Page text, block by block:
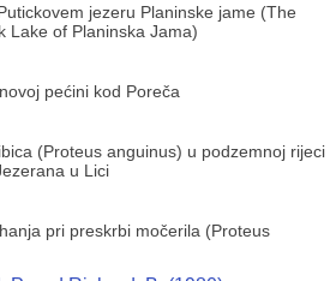
jezeru Planinske jame (The
Lake of Planinska Jama)
pećini kod Poreča
(Proteus anguinus) u podzemnoj rijeci
u Lici
pri preskrbi močerila (Proteus